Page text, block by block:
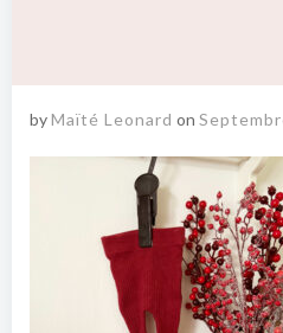
byMaïté Leonard on